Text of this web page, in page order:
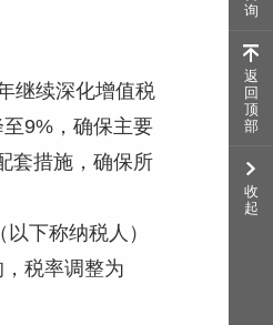
继续深化增值税
9%，确保主要
套措施，确保所
下称纳税人）
税率调整为
询
返
回
顶
部